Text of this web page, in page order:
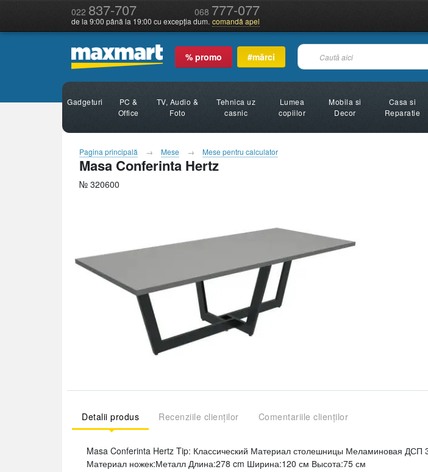
022 837-707 068 777-077
de la 9:00 până la 19:00 cu excepția dum. comandă apel
% promo #mărci
Gadgeturi
PC &
Office
TV, Audio &
Foto
Tehnica uz
casnic
Lumea
copiilor
Mobila si
Decor
Casa si
Reparatie
Pagina principală Mese Mese pentru calculator
Masa Conferinta Hertz
№ 320600
Detalii produs Recenziile clienților Comentariile clienților
Masa Conferinta Hertz Tip: Классический Материал столешницы Меламиновая
Материал ножек:Металл Длина:278 cm Ширина:120 см Высота:75 см